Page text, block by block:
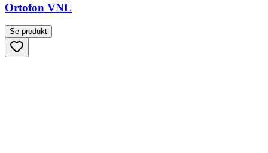
Ortofon VNL
Se produkt